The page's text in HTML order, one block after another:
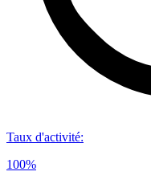
Taux d'activité:
100%